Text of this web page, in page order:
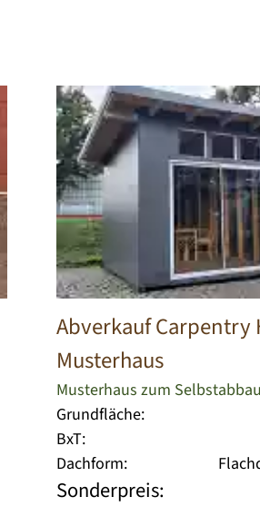
Abverkauf Carpentry
Musterhaus
Musterhaus zum Selbstabbau
Grundfläche:
BxT:
Dachform:
Sonderpreis: